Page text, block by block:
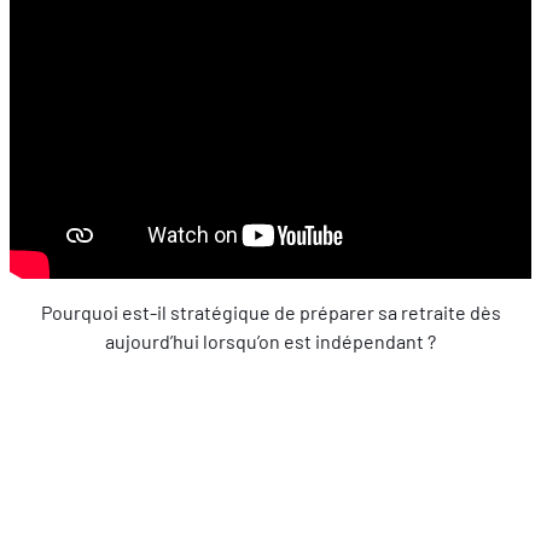
Pourquoi est-il stratégique de préparer sa retraite dès
aujourd’hui lorsqu’on est indépendant ?